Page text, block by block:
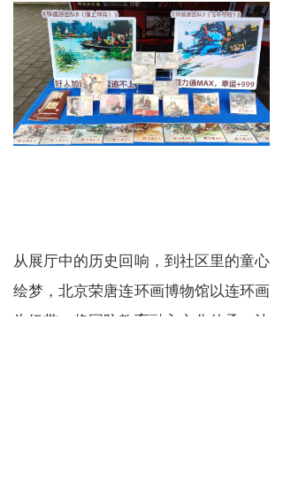
从展厅中的历史回响，到社区里的童心
绘梦，北京荣唐连环画博物馆以连环画
为纽带，将国防教育融入文化传承，让